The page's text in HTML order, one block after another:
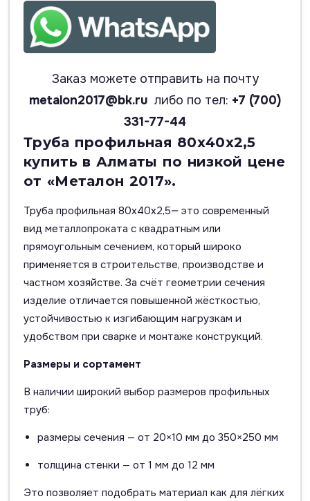
Заказ можете отправить на почту
metalon2017@bk.ru либо по тел: +7 (700)
331-77-44
Труба профильная 80х40х2,5
купить в Алматы по низкой цене
от «Металон 2017».
Труба профильная 80х40х2,5— это современный
вид металлопроката с квадратным или
прямоугольным сечением, который широко
применяется в строительстве, производстве и
частном хозяйстве. За счёт геометрии сечения
изделие отличается повышенной жёсткостью,
устойчивостью к изгибающим нагрузкам и
удобством при сварке и монтаже конструкций.
Размеры и сортамент
В наличии широкий выбор размеров профильных
труб:
размеры сечения — от 20×10 мм до 350×250 мм
толщина стенки — от 1 мм до 12 мм
Это позволяет подобрать материал как для лёгких